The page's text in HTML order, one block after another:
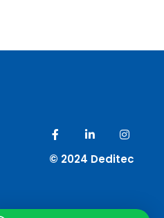
© 2024 Deditec